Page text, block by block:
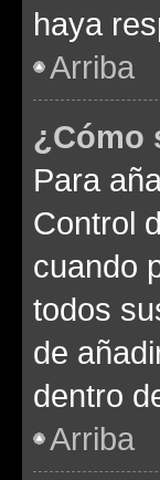
haya
Arriba
¿Cómo
Para
Control
cuando
todos
de
dentro
Arriba